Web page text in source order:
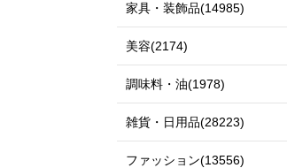
家具・装飾品(14985)
美容(2174)
調味料・油(1978)
雑貨・日用品(28223)
ファッション(13556)